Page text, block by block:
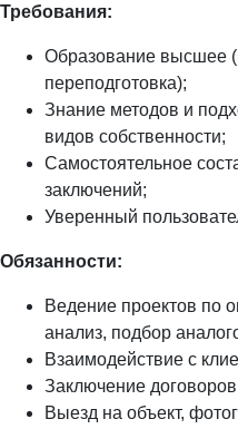
Требования:
Образование высшее
переподготовка);
Знание методов и
видов собственности;
Cамостоятельное
заключений;
Уверенный
Обязанности:
Ведение проектов по
анализ, подбор
Взаимодействие с
Заключение
Выезд на объект,